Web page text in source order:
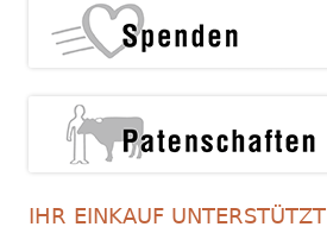
IHR EINKAUF UNTERSTÜTZT